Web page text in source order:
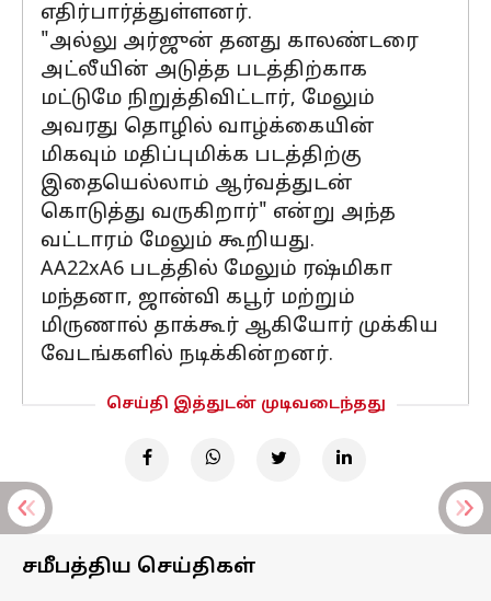
எதிர்பார்த்துள்ளனர்.
"அல்லு அர்ஜுன் தனது காலண்டரை
அட்லீயின் அடுத்த படத்திற்காக
மட்டுமே நிறுத்திவிட்டார், மேலும்
அவரது தொழில் வாழ்க்கையின்
மிகவும் மதிப்புமிக்க படத்திற்கு
இதையெல்லாம் ஆர்வத்துடன்
கொடுத்து வருகிறார்" என்று அந்த
வட்டாரம் மேலும் கூறியது.
AA22xA6 படத்தில் மேலும் ரஷ்மிகா
மந்தனா, ஜான்வி கபூர் மற்றும்
மிருணால் தாக்கூர் ஆகியோர் முக்கிய
வேடங்களில் நடிக்கின்றனர்.
செய்தி இத்துடன் முடிவடைந்தது
சமீபத்திய செய்திகள்